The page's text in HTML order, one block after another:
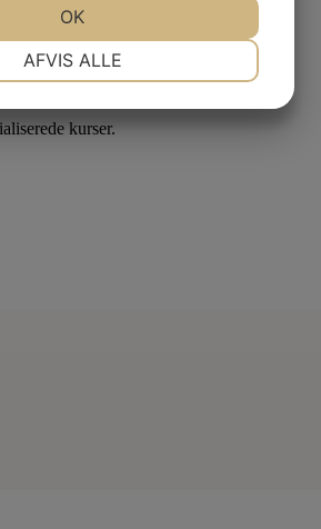
kurser.
AFVIS ALLE
OK